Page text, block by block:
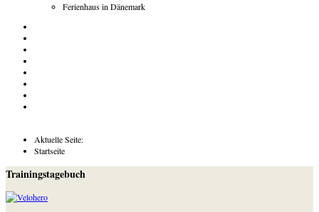
Ferienhaus in Dänemark
Aktuelle Seite:
Startseite
Trainingstagebuch